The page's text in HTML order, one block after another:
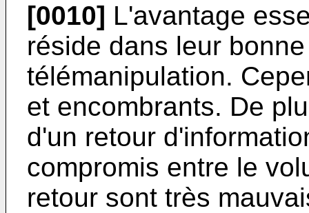
[0010] L'avantage
réside dans leur
télémanipulation.
et encombrants. De
d'un retour
compromis entre le
retour sont très